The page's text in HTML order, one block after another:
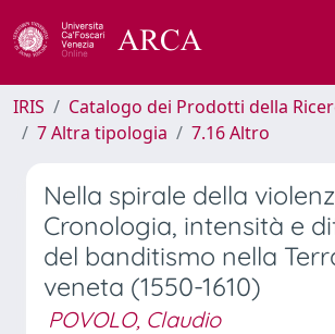
IRIS
Catalogo dei Prodotti della
7 Altra tipologia
7.16 Altro
Nella spirale della
Cronologia, intensità e
del banditismo nella
veneta (1550-1610)
POVOLO, Claudio